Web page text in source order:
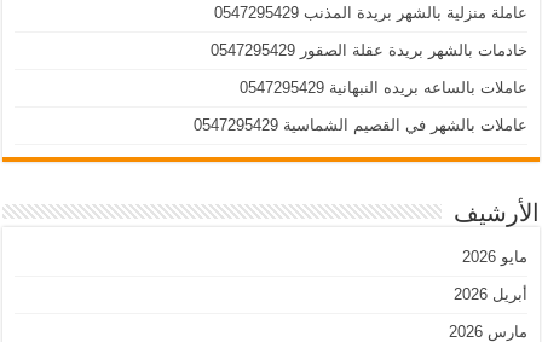
عاملة منزلية بالشهر بريدة المذنب 0547295429
خادمات بالشهر بريدة عقلة الصقور 0547295429
عاملات بالساعه بريده النبهانية 0547295429
عاملات بالشهر في القصيم الشماسية 0547295429
الأرشيف
مايو 2026
أبريل 2026
مارس 2026